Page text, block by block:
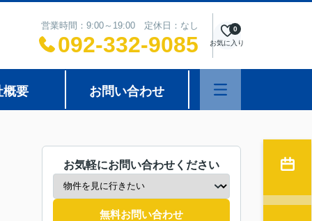
営業時間：9:00～19:00 定休日：なし
092-332-9085 お気に入り
0
概要 お問い合わせ
お気軽にお問い合わせください
無料お問い合わせ